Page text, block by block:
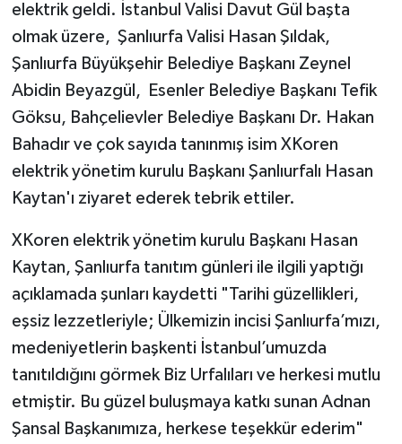
elektrik geldi. İstanbul Valisi Davut Gül başta
olmak üzere, Şanlıurfa Valisi Hasan Şıldak,
Şanlıurfa Büyükşehir Belediye Başkanı Zeynel
Abidin Beyazgül, Esenler Belediye Başkanı Tefik
Göksu, Bahçelievler Belediye Başkanı Dr. Hakan
Bahadır ve çok sayıda tanınmış isim XKoren
elektrik yönetim kurulu Başkanı Şanlıurfalı Hasan
Kaytan'ı ziyaret ederek tebrik ettiler.
XKoren elektrik yönetim kurulu Başkanı Hasan
Kaytan, Şanlıurfa tanıtım günleri ile ilgili yaptığı
açıklamada şunları kaydetti "Tarihi güzellikleri,
eşsiz lezzetleriyle; Ülkemizin incisi Şanlıurfa’mızı,
medeniyetlerin başkenti İstanbul’umuzda
tanıtıldığını görmek Biz Urfalıları ve herkesi mutlu
etmiştir. Bu güzel buluşmaya katkı sunan Adnan
Şansal Başkanımıza, herkese teşekkür ederim"